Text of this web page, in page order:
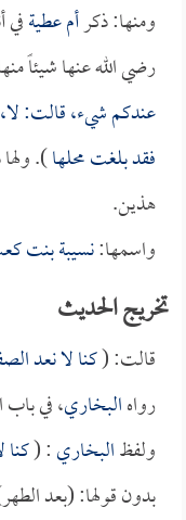
ومنها: ذكرأم عطية
رضي الله عنها شيئاً
عندكم شيء، قالت:
فقد بلغت محلها).
هذين.
واسمها:نسيبة بنت
تخريج الحديث
قالت: (كنا لا نعد
رواهالبخاري، في
ولفظالبخاري: (
بدون قولها: (بعد